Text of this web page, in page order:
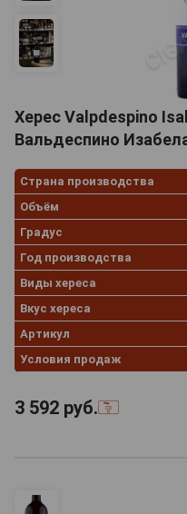
Херес Valpdespino
Вальдеспино
Страна производства
Объём
Градус
Год производства
Виды хереса
Вкус хереса
Артикул
Условия продаж
3 592 руб.